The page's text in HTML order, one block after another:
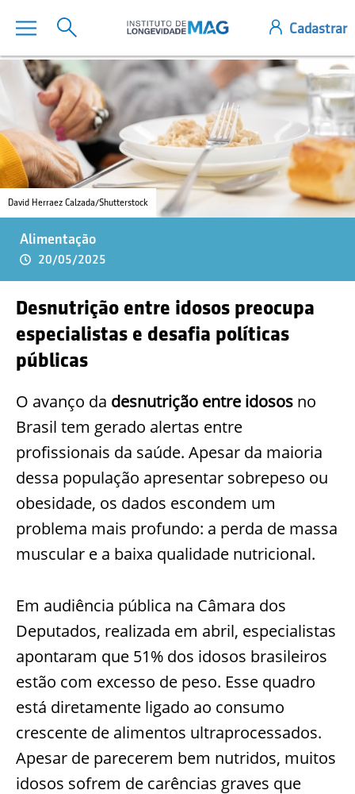
David Herraez Calzada/Shutterstock
Alimentação
20/05/2025
Desnutrição entre idosos preocupa
especialistas e desafia políticas
públicas
O avanço da desnutrição entre idosos no
Brasil tem gerado alertas entre
profissionais da saúde. Apesar da maioria
dessa população apresentar sobrepeso ou
obesidade, os dados escondem um
problema mais profundo: a perda de massa
muscular e a baixa qualidade nutricional.
Em audiência pública na Câmara dos
Deputados, realizada em abril, especialistas
apontaram que 51% dos idosos brasileiros
estão com excesso de peso. Esse quadro
está diretamente ligado ao consumo
crescente de alimentos ultraprocessados.
Apesar de parecerem bem nutridos, muitos
idosos sofrem de carências graves que